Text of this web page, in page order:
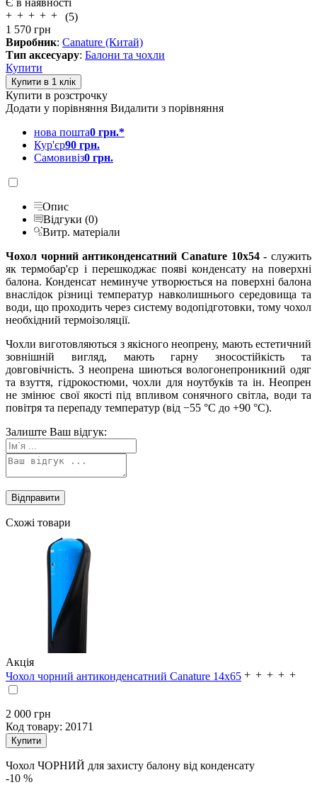
Є в наявності
(5)
1 570 грн
Виробник: Canature (Китай)
Тип аксесуару: Балони та чохли
Купити
Купити в розстрочку
Додати у порівняння Видалити з порівняння
нова пошта0 грн.*
Кур'єр90 грн.
Самовивіз0 грн.
Опис
Відгуки (0)
Витр. матеріали
Чохол чорний антиконденсатний Canature 10x54 - служить
як термобар'єр і перешкоджає появі конденсату на поверхні
балона. Конденсат неминуче утворюється на поверхні балона
внаслідок різниці температур навколишнього середовища та
води, що проходить через систему водопідготовки, тому чохол
необхідний термоізоляції.
Чохли виготовляються з якісного неопрену, мають естетичний
зовнішній вигляд, мають гарну зносостійкість та
довговічність. З неопрена шиються вологонепроникний одяг
та взуття, гідрокостюми, чохли для ноутбуків та ін. Неопрен
не змінює свої якості під впливом сонячного світла, води та
повітря та перепаду температур (від −55 °C до +90 °C).
Залиште Ваш відгук:
Схожі товари
Акція
Чохол чорний антиконденсатний Canature 14x65
2 000 грн
Код товару: 20171
Чохол ЧОРНИЙ для захисту балону від конденсату
-10 %